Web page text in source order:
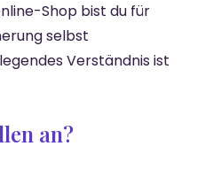
Shop bist du für
selbst
Verständnis ist
an?